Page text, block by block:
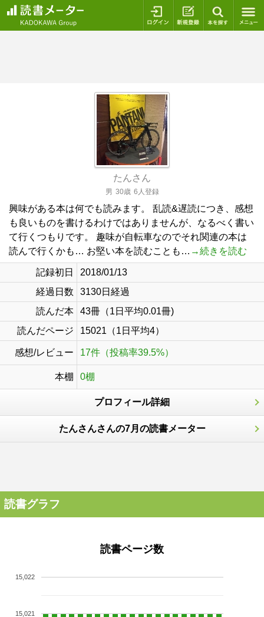
ログイン 新規登録
たんさん
男 30歳 6人登録
興味がある本は何でも読みます。 乱読&遅読につき、感想
も良いものを書けるわけではありませんが、なるべく書い
て行くつもりです。 趣味が自転車なのでそれ関連の本は
読んで行くかも… お堅い本を読むことも… →続きを読む
記録初日
2018/01/13
経過日数
3130日経過
読んだ本
43冊（1日平均0.01冊)
読んだページ
15021（1日平均4）
感想/レビュー 17件（投稿率39.5%）
本棚 0棚
プロフィール詳細
たんさんさんの7月の読書メーター
読書グラフ
読書ページ数
15,021
15,022